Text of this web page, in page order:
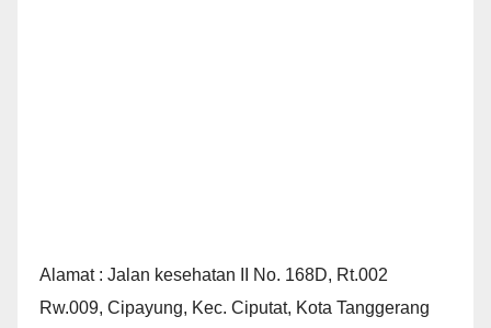
Alamat : Jalan kesehatan II No. 168D, Rt.002
Rw.009, Cipayung, Kec. Ciputat, Kota Tanggerang